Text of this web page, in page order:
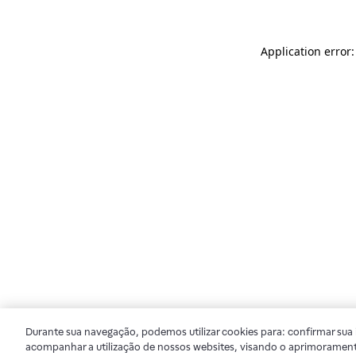
Application
Durante sua navegação, podemos utilizar cookies para: confirmar
acompanhar a utilização de nossos websites, visando o